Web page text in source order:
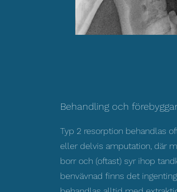
Behandling och
Typ 2 resorption behandlas
eller delvis amputation, där
borr och (oftast) syr ihop
benvävnad finns det